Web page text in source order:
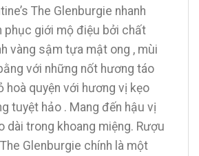
The Glenburgie nhanh
phục giới mộ điệu bởi chất
vàng sậm tựa mật ong , mùi
với những nốt hương táo
hoà quyện với hương vị kẹo
tuyệt hảo . Mang đến hậu vị
dài trong khoang miệng. Rượu
The Glenburgie chính là một